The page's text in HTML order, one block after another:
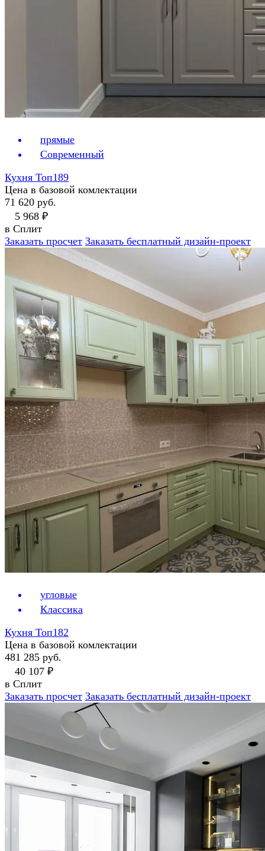
прямые
Современный
Кухня Топ189
Цена в базовой комлектации
71 620 руб.
5 968 ₽
в Сплит
Заказать просчет Заказать бесплатный дизайн-проект
угловые
Классика
Кухня Топ182
Цена в базовой комлектации
481 285 руб.
40 107 ₽
в Сплит
Заказать просчет Заказать бесплатный дизайн-проект